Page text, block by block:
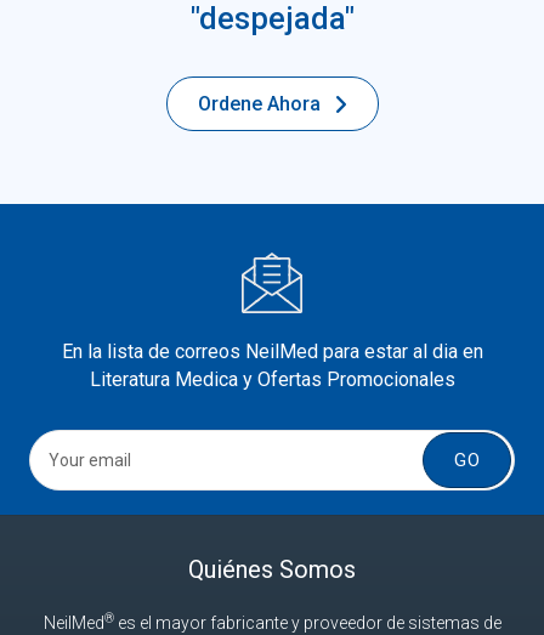
"despejada"
Ordene Ahora
En la lista de correos NeilMed para estar al dia en
Literatura Medica y Ofertas Promocionales
GO
Quiénes Somos
NeilMed®es el mayor fabricante y proveedor de sistemas de